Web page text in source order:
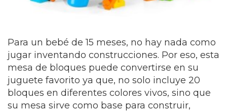
Para un bebé de 15 meses, no hay nada como
jugar inventando construcciones. Por eso, esta
mesa de bloques puede convertirse en su
juguete favorito ya que, no solo incluye 20
bloques en diferentes colores vivos, sino que
su mesa sirve como base para construir,